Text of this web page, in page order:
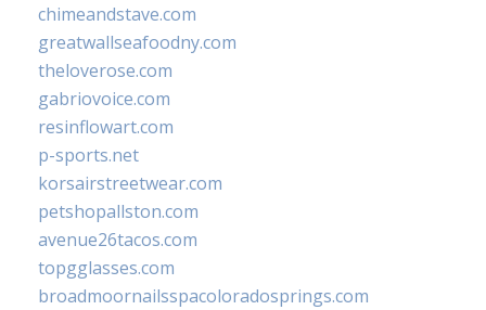
chimeandstave.com
greatwallseafoodny.com
theloverose.com
gabriovoice.com
resinflowart.com
p-sports.net
korsairstreetwear.com
petshopallston.com
avenue26tacos.com
topgglasses.com
broadmoornailsspacoloradosprings.com